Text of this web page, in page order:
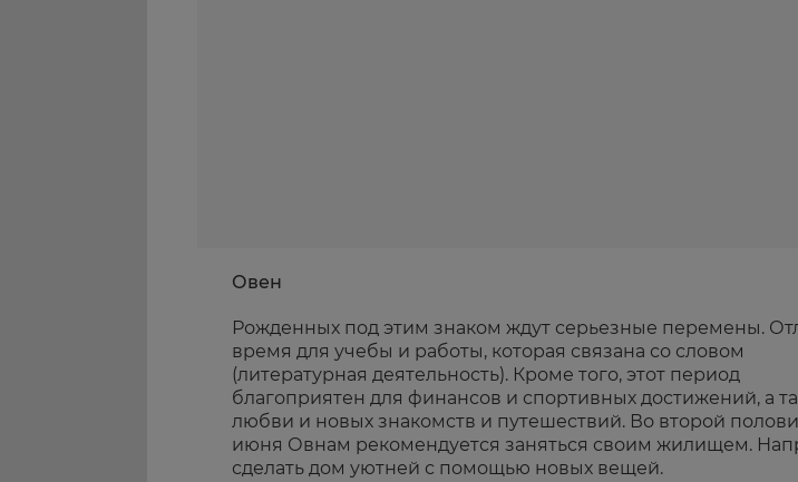
Овен
Рожденных под этим знаком ждут серьезные перемены.
время для учебы и работы, которая связана со словом
(литературная деятельность). Кроме того, этот период
благоприятен для финансов и спортивных достижений, а
любви и новых знакомств и путешествий. Во второй
июня Овнам рекомендуется заняться своим жилищем.
сделать дом уютней с помощью новых вещей.